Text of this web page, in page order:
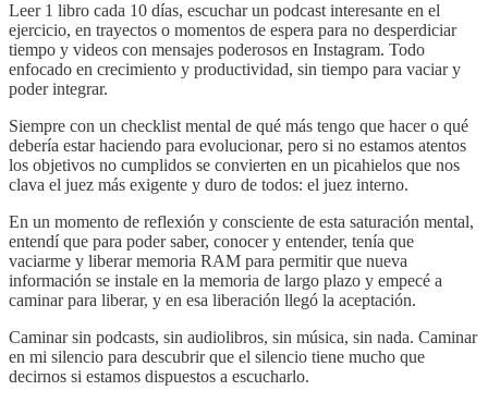
Leer 1 libro cada 10 días, escuchar un podcast interesante en el
ejercicio, en trayectos o momentos de espera para no desperdiciar
tiempo y videos con mensajes poderosos en Instagram. Todo
enfocado en crecimiento y productividad, sin tiempo para vaciar y
poder integrar.
Siempre con un checklist mental de qué más tengo que hacer o qué
debería estar haciendo para evolucionar, pero si no estamos atentos
los objetivos no cumplidos se convierten en un picahielos que nos
clava el juez más exigente y duro de todos: el juez interno.
En un momento de reflexión y consciente de esta saturación mental,
entendí que para poder saber, conocer y entender, tenía que
vaciarme y liberar memoria RAM para permitir que nueva
información se instale en la memoria de largo plazo y empecé a
caminar para liberar, y en esa liberación llegó la aceptación.
Caminar sin podcasts, sin audiolibros, sin música, sin nada. Caminar
en mi silencio para descubrir que el silencio tiene mucho que
decirnos si estamos dispuestos a escucharlo.